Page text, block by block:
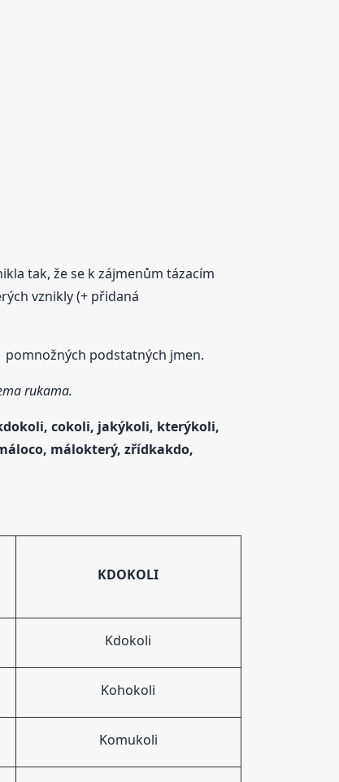
tak, že se k zájmenům tázacím
vznikly (+ přidaná
pomnožných podstatných jmen.
rukama.
cokoli, jakýkoli, kterýkoli,
málokterý, zřídkakdo,
KDOKOLI
Kdokoli
Kohokoli
Komukoli